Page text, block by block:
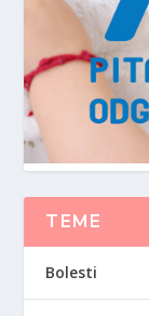
TEME
Bolesti